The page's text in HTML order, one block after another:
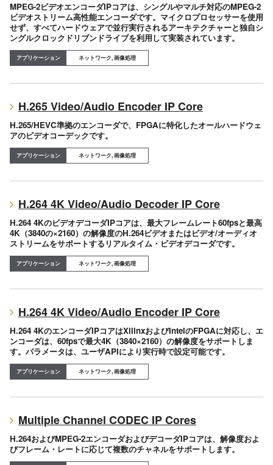
MPEG-2ビデオエンコーダIPコアは、シングルやマルチ対応のMPEG-2
ビデオストリーム高性能エンコーダです。マイクロプロセッサーを使用
せず、すべてハードウェアで並行実行されるアーキテクチャーと独自シ
ングルクロックドリブンドライブを利用して実装されています。
ネットワーク, 画像処理
H.265 Video/Audio Encoder IP Core
H.265/HEVC準拠のエンコーダで、FPGAに特化したオールハードウェ
アのビデオコーデックです。
ネットワーク, 画像処理
H.264 4K Video/Audio Decoder IP Core
H.264 4KのビデオデコーダIPコアは、最大フレームレート60fpsと最高
4K（3840の×2160）の解像度のH.264ビデオまたはビデオ/オーディオ
ストリームをサポートするリアルタイム・ビデオデコーダです。
ネットワーク, 画像処理
H.264 4K Video/Audio Encoder IP Core
H.264 4KのエンコーダIPコアはXilinxおよびIntelのFPGAに対応し、エ
ンコーダは、60fpsで最大4K（3840×2160）の解像度をサポートしま
す。パラメータは、ユーザAPIにより実行時で設定可能です。
ネットワーク, 画像処理
Multiple Channel CODEC IP Cores
H.264およびMPEG-2エンコーダおよびデコーダIPコアは、解像度およ
びフレーム・レートに応じて複数のチャネルをサポートします。